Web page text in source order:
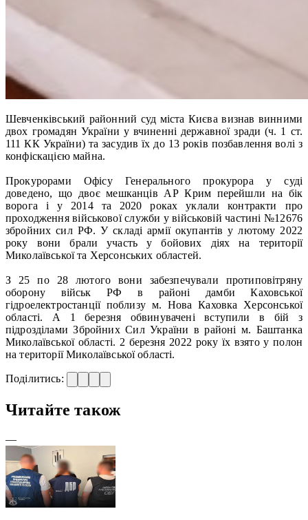
Шевченківський районний суд міста Києва визнав винними
двох громадян України у вчиненні державної зради (ч. 1 ст.
111 КК України) та засудив їх до 13 років позбавлення волі з
конфіскацією майна.
Прокурорами Офісу Генерального прокурора у суді
доведено, що двоє мешканців АР Крим перейшли на бік
ворога і у 2014 та 2020 роках уклали контракти про
проходження військової служби у військовій частині №12676
збройних сил РФ. У складі армії окупантів у лютому 2022
року вони брали участь у бойових діях на території
Миколаївської та Херсонських областей.
З 25 по 28 лютого вони забезпечували протиповітряну
оборону військ РФ в районі дамби Каховської
гідроелектростанції поблизу м. Нова Каховка Херсонської
області. А 1 березня обвинувачені вступили в бій з
підрозділами Збройних Сил України в районі м. Баштанка
Миколаївської області. 2 березня 2022 року їх взято у полон
на території Миколаївської області.
Поділитись:
Читайте також
—